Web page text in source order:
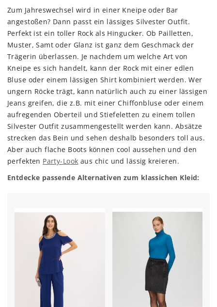
Zum Jahreswechsel wird in einer Kneipe oder Bar
angestoßen? Dann passt ein lässiges Silvester Outfit.
Perfekt ist ein toller Rock als Hingucker. Ob Pailletten,
Muster, Samt oder Glanz ist ganz dem Geschmack der
Trägerin überlassen. Je nachdem um welche Art von
Kneipe es sich handelt, kann der Rock mit einer edlen
Bluse oder einem lässigen Shirt kombiniert werden. Wer
ungern Röcke trägt, kann natürlich auch zu einer lässigen
Jeans greifen, die z.B. mit einer Chiffonbluse oder einem
aufregenden Oberteil und Stiefeletten zu einem tollen
Silvester Outfit zusammengestellt werden kann. Absätze
strecken das Bein und sehen deshalb besonders toll aus.
Aber auch flache Boots können cool aussehen und den
perfekten Party-Look aus chic und lässig kreieren.
Entdecke passende Alternativen zum klassichen Kleid: